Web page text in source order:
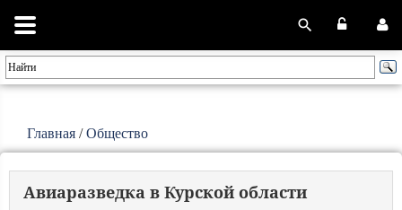
Главная /Общество
Авиаразведка в Курской области